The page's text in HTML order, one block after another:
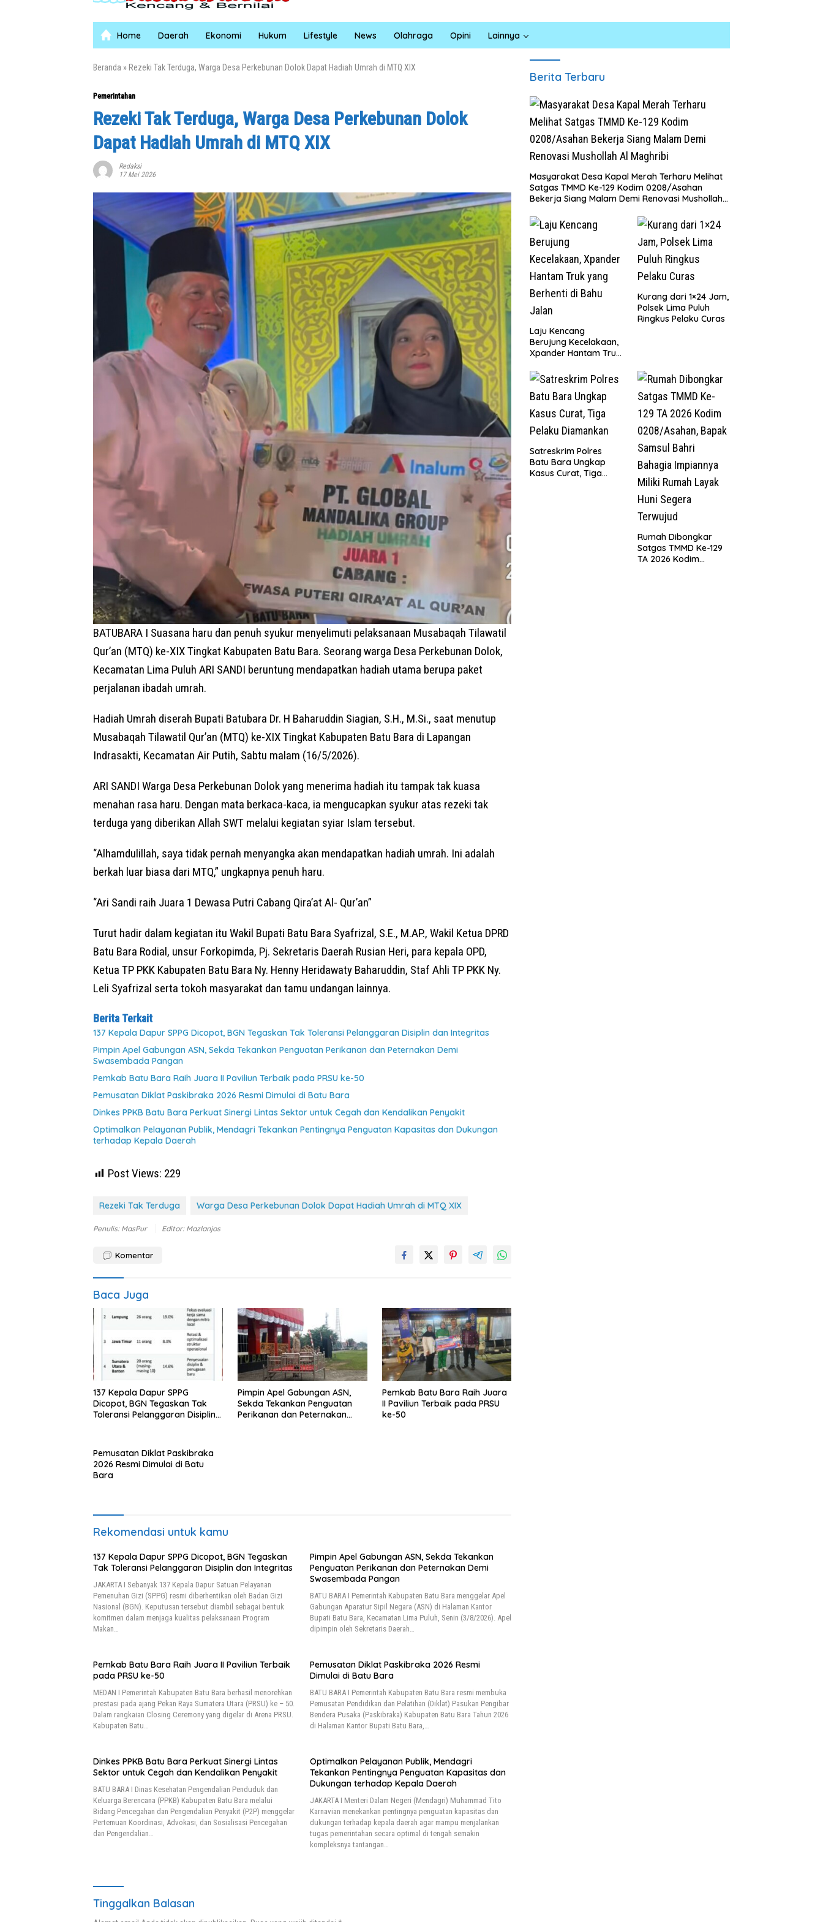
Home Daerah Ekonomi Hukum Lifestyle News Olahraga Opini Lainnya
Beranda » Rezeki Tak Terduga, Warga Desa Perkebunan Dolok Dapat Hadiah Umrah di MTQ XIX
Pemerintahan
Rezeki Tak Terduga, Warga Desa Perkebunan Dolok
Dapat Hadiah Umrah di MTQ XIX
Redaksi
17 Mei 2026
BATUBARA I Suasana haru dan penuh syukur menyelimuti pelaksanaan Musabaqah Tilawatil
Qur’an (MTQ) ke-XIX Tingkat Kabupaten Batu Bara. Seorang warga Desa Perkebunan Dolok,
Kecamatan Lima Puluh ARI SANDI beruntung mendapatkan hadiah utama berupa paket
perjalanan ibadah umrah.
Hadiah Umrah diserah Bupati Batubara Dr. H Baharuddin Siagian, S.H., M.Si., saat menutup
Musabaqah Tilawatil Qur’an (MTQ) ke-XIX Tingkat Kabupaten Batu Bara di Lapangan
Indrasakti, Kecamatan Air Putih, Sabtu malam (16/5/2026).
ARI SANDI Warga Desa Perkebunan Dolok yang menerima hadiah itu tampak tak kuasa
menahan rasa haru. Dengan mata berkaca-kaca, ia mengucapkan syukur atas rezeki tak
terduga yang diberikan Allah SWT melalui kegiatan syiar Islam tersebut.
“Alhamdulillah, saya tidak pernah menyangka akan mendapatkan hadiah umrah. Ini adalah
berkah luar biasa dari MTQ,” ungkapnya penuh haru.
“Ari Sandi raih Juara 1 Dewasa Putri Cabang Qira’at Al- Qur’an”
Turut hadir dalam kegiatan itu Wakil Bupati Batu Bara Syafrizal, S.E., M.AP., Wakil Ketua DPRD
Batu Bara Rodial, unsur Forkopimda, Pj. Sekretaris Daerah Rusian Heri, para kepala OPD,
Ketua TP PKK Kabupaten Batu Bara Ny. Henny Heridawaty Baharuddin, Staf Ahli TP PKK Ny.
Leli Syafrizal serta tokoh masyarakat dan tamu undangan lainnya.
Berita Terkait
137 Kepala Dapur SPPG Dicopot, BGN Tegaskan Tak Toleransi Pelanggaran Disiplin dan Integritas
Pimpin Apel Gabungan ASN, Sekda Tekankan Penguatan Perikanan dan Peternakan Demi
Swasembada Pangan
Pemkab Batu Bara Raih Juara II Paviliun Terbaik pada PRSU ke-50
Pemusatan Diklat Paskibraka 2026 Resmi Dimulai di Batu Bara
Dinkes PPKB Batu Bara Perkuat Sinergi Lintas Sektor untuk Cegah dan Kendalikan Penyakit
Optimalkan Pelayanan Publik, Mendagri Tekankan Pentingnya Penguatan Kapasitas dan Dukungan
terhadap Kepala Daerah
Post Views: 229
Rezeki Tak Terduga Warga Desa Perkebunan Dolok Dapat Hadiah Umrah di MTQ XIX
Penulis: MasPur Editor: Mazlanjos
Komentar
Baca Juga
137 Kepala Dapur SPPG
Dicopot, BGN Tegaskan Tak
Toleransi Pelanggaran Disiplin
Pimpin Apel Gabungan ASN,
Sekda Tekankan Penguatan
Perikanan dan Peternakan
Pemkab Batu Bara Raih Juara
II Paviliun Terbaik pada PRSU
ke-50
Pemusatan Diklat Paskibraka
2026 Resmi Dimulai di Batu
Bara
Rekomendasi untuk kamu
137 Kepala Dapur SPPG Dicopot, BGN Tegaskan
Tak Toleransi Pelanggaran Disiplin dan Integritas
JAKARTA I Sebanyak 137 Kepala Dapur Satuan Pelayanan
Pemenuhan Gizi (SPPG) resmi diberhentikan oleh Badan Gizi
Nasional (BGN). Keputusan tersebut diambil sebagai bentuk
komitmen dalam menjaga kualitas pelaksanaan Program
Makan…
Pimpin Apel Gabungan ASN, Sekda Tekankan
Penguatan Perikanan dan Peternakan Demi
Swasembada Pangan
BATU BARA I Pemerintah Kabupaten Batu Bara menggelar Apel
Gabungan Aparatur Sipil Negara (ASN) di Halaman Kantor
Bupati Batu Bara, Kecamatan Lima Puluh, Senin (3/8/2026). Apel
dipimpin oleh Sekretaris Daerah…
Pemkab Batu Bara Raih Juara II Paviliun Terbaik
pada PRSU ke-50
MEDAN I Pemerintah Kabupaten Batu Bara berhasil menorehkan
prestasi pada ajang Pekan Raya Sumatera Utara (PRSU) ke – 50.
Dalam rangkaian Closing Ceremony yang digelar di Arena PRSU.
Kabupaten Batu…
Pemusatan Diklat Paskibraka 2026 Resmi
Dimulai di Batu Bara
BATU BARA I Pemerintah Kabupaten Batu Bara resmi membuka
Pemusatan Pendidikan dan Pelatihan (Diklat) Pasukan Pengibar
Bendera Pusaka (Paskibraka) Kabupaten Batu Bara Tahun 2026
di Halaman Kantor Bupati Batu Bara,…
Dinkes PPKB Batu Bara Perkuat Sinergi Lintas
Sektor untuk Cegah dan Kendalikan Penyakit
BATU BARA I Dinas Kesehatan Pengendalian Penduduk dan
Keluarga Berencana (PPKB) Kabupaten Batu Bara melalui
Bidang Pencegahan dan Pengendalian Penyakit (P2P) menggelar
Pertemuan Koordinasi, Advokasi, dan Sosialisasi Pencegahan
dan Pengendalian…
Optimalkan Pelayanan Publik, Mendagri
Tekankan Pentingnya Penguatan Kapasitas dan
Dukungan terhadap Kepala Daerah
JAKARTA I Menteri Dalam Negeri (Mendagri) Muhammad Tito
Karnavian menekankan pentingnya penguatan kapasitas dan
dukungan terhadap kepala daerah agar mampu menjalankan
tugas pemerintahan secara optimal di tengah semakin
kompleksnya tantangan…
Tinggalkan Balasan
Berita Terbaru
Masyarakat Desa Kapal Merah Terharu Melihat
Satgas TMMD Ke-129 Kodim 0208/Asahan
Bekerja Siang Malam Demi Renovasi Mushollah
Laju Kencang
Berujung Kecelakaan,
Xpander Hantam Truk
Jalan
Kurang dari 1×24 Jam,
Polsek Lima Puluh
Ringkus Pelaku Curas
Satreskrim Polres
Batu Bara Ungkap
Kasus Curat, Tiga
Rumah Dibongkar
Satgas TMMD Ke-129
TA 2026 Kodim